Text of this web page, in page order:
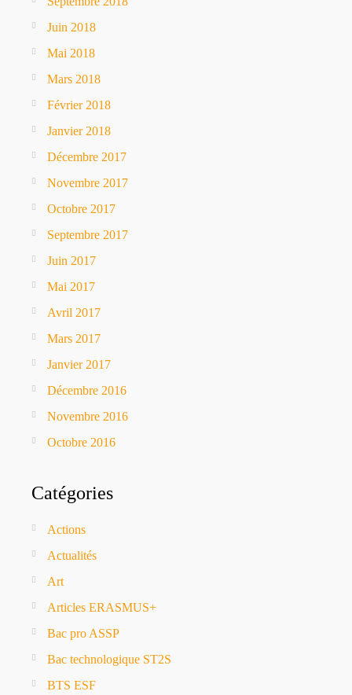
Juin 2018
Mai 2018
Mars 2018
Février 2018
Janvier 2018
Décembre 2017
Novembre 2017
Octobre 2017
Septembre 2017
Juin 2017
Mai 2017
Avril 2017
Mars 2017
Janvier 2017
Décembre 2016
Novembre 2016
Octobre 2016
Catégories
Actions
Actualités
Art
Articles ERASMUS+
Bac pro ASSP
Bac technologique ST2S
BTS ESF